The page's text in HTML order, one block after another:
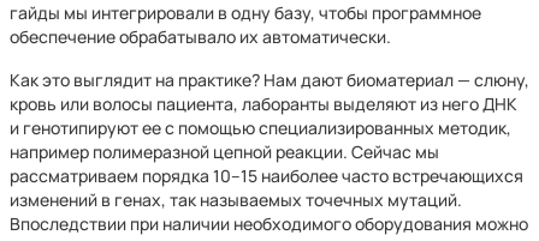
гайды мы интегрировали в одну базу, чтобы программное
обеспечение обрабатывало их автоматически.
Как это выглядит на практике? Нам дают биоматериал — слюну,
кровь или волосы пациента, лаборанты выделяют из него ДНК
и генотипируют ее с помощью специализированных методик,
например полимеразной цепной реакции. Сейчас мы
рассматриваем порядка 10–15 наиболее часто встречающихся
изменений в генах, так называемых точечных мутаций.
Впоследствии при наличии необходимого оборудования можно